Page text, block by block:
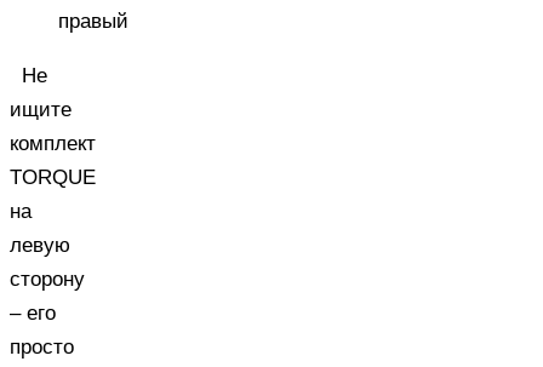
правый
Не
ищите
комплект
TORQUE
на
левую
сторону
– его
просто